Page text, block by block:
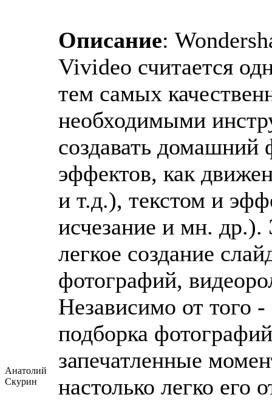
Анатолий
Скурин
Описание:
Vivideo считается
тем самых
необходимыми
создавать домашний
эффектов, как
и т.д.), текстом и
исчезание и мн. др.).
легкое создание
фотографий,
Независимо от того
подборка
запечатленные
настолько легко его